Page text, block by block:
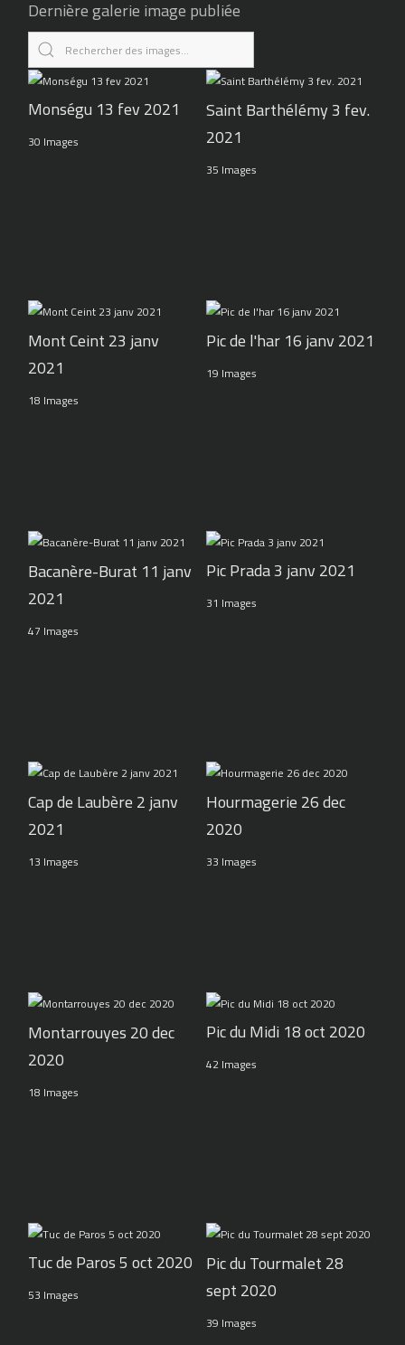
Dernière galerie image publiée
Monségu 13 fev 2021
30 Images
Saint Barthélémy 3 fev.
2021
35 Images
Mont Ceint 23 janv
2021
18 Images
Pic de l'har 16 janv 2021
19 Images
Bacanère-Burat 11 janv
2021
47 Images
Pic Prada 3 janv 2021
31 Images
Cap de Laubère 2 janv
2021
13 Images
Hourmagerie 26 dec
2020
33 Images
Montarrouyes 20 dec
2020
18 Images
Pic du Midi 18 oct 2020
42 Images
Tuc de Paros 5 oct 2020
53 Images
Pic du Tourmalet 28
sept 2020
39 Images